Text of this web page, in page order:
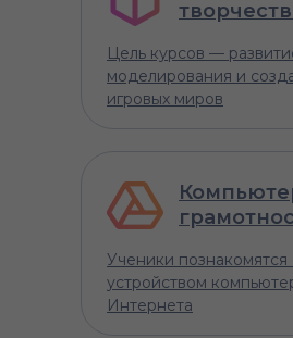
Цель курсов —
моделирования и
игровых миров
Ученики познакомятся
устройством
Интернета